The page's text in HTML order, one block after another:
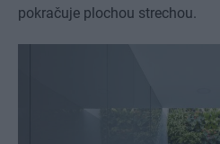
pokračuje plochou strechou.